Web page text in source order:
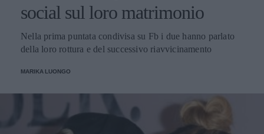
social sul loro matrimonio
Nella prima puntata condivisa su Fb i due hanno parlato
della loro rottura e del successivo riavvicinamento
MARIKA LUONGO